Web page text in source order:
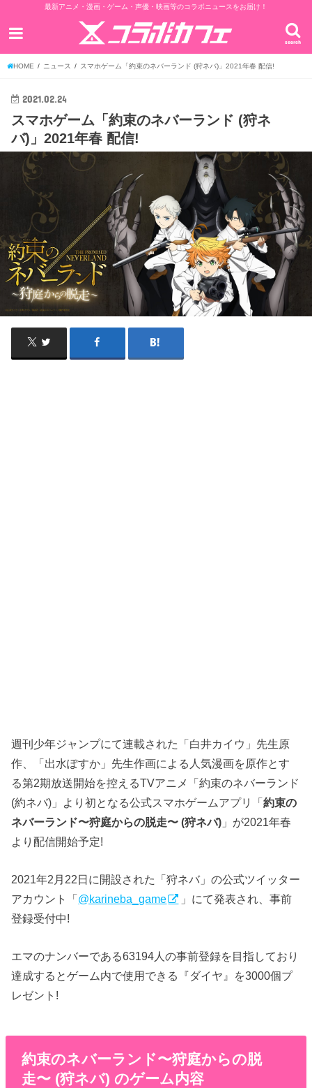
最新アニメ・漫画・ゲーム・声優・映画等のコラボニュースをお届け！
search
HOME ニュース スマホゲーム「約束のネバーランド (狩ネバ)」2021年春 配信!
2021.02.24
スマホゲーム「約束のネバーランド (狩ネ
バ)」2021年春 配信!
週刊少年ジャンプにて連載された「白井カイウ」先生原
作、「出水ぽすか」先生作画による人気漫画を原作とす
る第2期放送開始を控えるTVアニメ「約束のネバーランド
(約ネバ)」より初となる公式スマホゲームアプリ「約束の
ネバーランド〜狩庭からの脱走〜 (狩ネバ) 」が2021年春
より配信開始予定!
2021年2月22日に開設された「狩ネバ」の公式ツイッター
アカウント「@karineba_game
」にて発表され、事前
登録受付中!
エマのナンバーである63194人の事前登録を目指しており
達成するとゲーム内で使用できる『ダイヤ』を3000個プ
レゼント!
約束のネバーランド〜狩庭からの脱
走〜 (狩ネバ) のゲーム内容